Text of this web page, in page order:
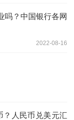
吗？中国银行各网
2022-08-16
？人民币兑美元汇